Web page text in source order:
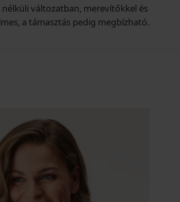
változatban, merevítőkkel és
a támasztás pedig megbízható.